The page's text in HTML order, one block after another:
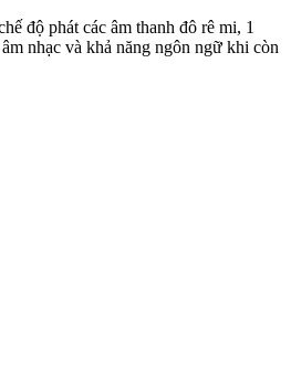
độ phát các âm thanh đô rê mi, 1
nhạc và khả năng ngôn ngữ khi còn